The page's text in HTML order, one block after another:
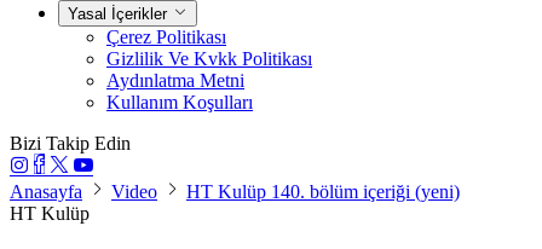
Yasal İçerikler
Çerez Politikası
Gizlilik Ve Kvkk Politikası
Aydınlatma Metni
Kullanım Koşulları
Bizi Takip Edin
Anasayfa Video
HT Kulüp 140. bölüm içeriği (yeni)
HT Kulüp